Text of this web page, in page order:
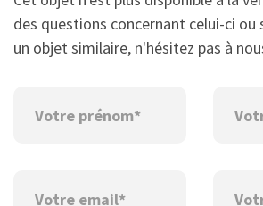
des questions concernant celui-ci ou
un objet similaire, n'hésitez pas à